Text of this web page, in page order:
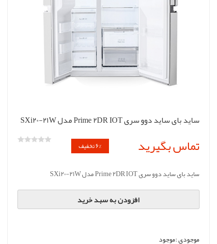
ساید بای‌ ساید دوو سری Prime 2DR IOT مدل SXi20-21W
تماس بگیرید 6% تخفیف
ساید بای‌ ساید دوو سری Prime 2DR IOT مدل SXi20-21W
افزودن به سبد خرید
موجودی :موجود